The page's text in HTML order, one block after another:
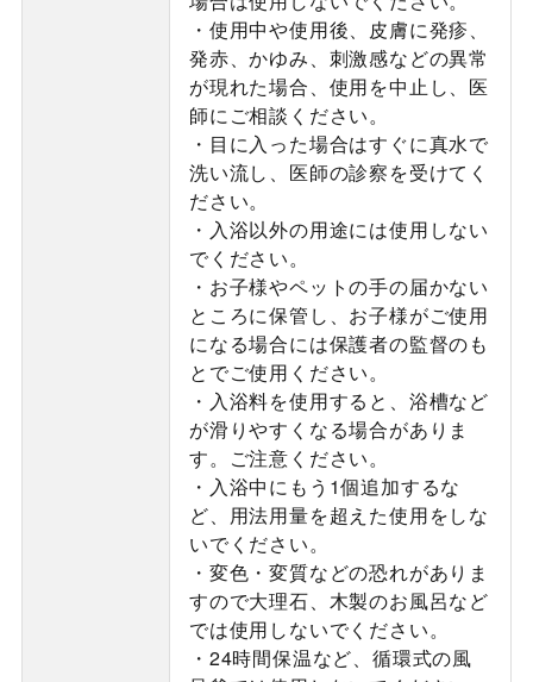
・使用中や使用後、皮膚に発疹、
発赤、かゆみ、刺激感などの異常
が現れた場合、使用を中止し、医
師にご相談ください。
・目に入った場合はすぐに真水で
洗い流し、医師の診察を受けてく
ださい。
・入浴以外の用途には使用しない
でください。
・お子様やペットの手の届かない
ところに保管し、お子様がご使用
になる場合には保護者の監督のも
とでご使用ください。
・入浴料を使用すると、浴槽など
が滑りやすくなる場合がありま
す。ご注意ください。
・入浴中にもう1個追加するな
ど、用法用量を超えた使用をしな
いでください。
・変色・変質などの恐れがありま
すので大理石、木製のお風呂など
では使用しないでください。
・24時間保温など、循環式の風